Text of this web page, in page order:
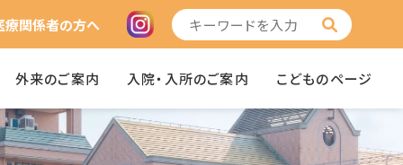
療関係者の方へ
外来のご案内 入院・入所のご案内 こどものページ